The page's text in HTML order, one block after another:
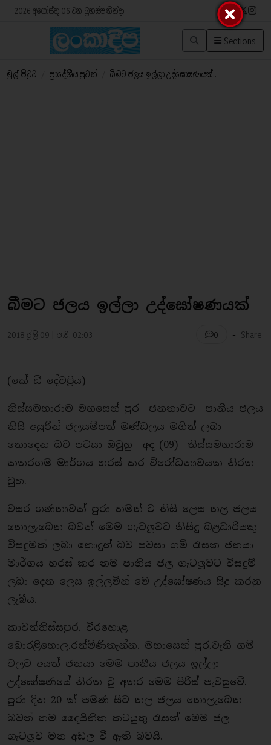
2026 අගෝස්තු 06 වන බ්‍රහස්පතින්දා
Sections
මුල් පිටුව ප්‍රාදේශීය පුවත් බීමට ජලය ඉල්ලා උද්ඝෝෂණයක්..
බීමට ජලය ඉල්ලා උද්ඝෝෂණයක්
2018 ජූලි 09 | ප.ව. 02:03 0 - Share
(කේ ඩි දේවපි‍්‍රය)
තිස්සමහාරාම මහසෙන් පුර ජනතාවට පානීය ජලය
නිසි අයුරින් ජලසම්පත් මණ්ඩලය මගින් ලබා
නොදෙන බව පවසා ඔවුහු අද (09) තිස්සමහාරාම
කතරගම මාර්ගය හරස් කර විරෝධතාවයක නිරත
වුහ.
වසර ගණනාවක් පුරා තමන් ට නිසි ලෙස නල ජලය
නොලැබෙන බවත් මෙම ගැටලූවට කිසිදු බළධාරියකු
විසදුමක් ලබා නොදුන් බව පවසා ගම් රැසක ජනයා
මාර්ගය හරස් කර තම පානිය ජල ගැටලූවට විසදුම්
ලබා දෙන ලෙස ඉල්ලමින් මෙ උද්ඝෝෂණය සිදු කරනු
ලැබීය.
කාවන්තිස්සපුර. වීරහොළ
බොරළිහොල.රන්මිණිතැන්න. මහාසෙන් පුර.වැනි ගම්
වලට අයත් ජනයා මෙම පානීය ජලය ඉල්ලා
උද්ඝෝෂණයේ නිරත වු අතර මෙම පිරිස් පැවසුවේ.
පුරා දින 20 ක් පමණ සිට නල ජලය නොලැබෙන
බවත් තම දෛයිනික කටයුතු රැසක් මෙම ජල
ගැටලූව මත අඩල වී ඇති බවයි.